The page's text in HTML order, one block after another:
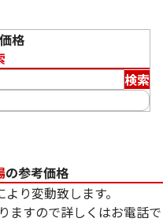
格
検索
の参考価格
り変動致します。
ますので詳しくはお電話で